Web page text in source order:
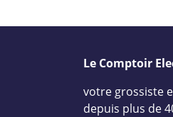
Le Comptoir
votre grossiste
depuis plus de